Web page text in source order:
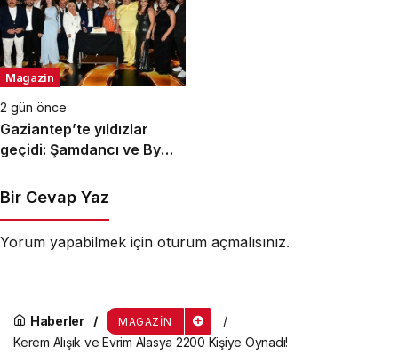
Magazin
2 gün önce
Gaziantep’te yıldızlar
geçidi: Şamdancı ve By
Park’ta görkemli gala
Bir Cevap Yaz
Yorum yapabilmek için oturum açmalısınız.
Haberler MAGAZIN
Kerem Alışık ve Evrim Alasya 2200 Kişiye Oynadı!